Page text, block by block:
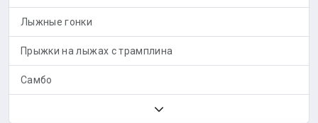
Лыжные гонки
Прыжки на лыжах с трамплина
Самбо